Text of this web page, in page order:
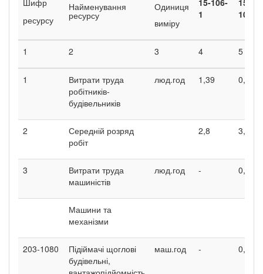
ресурсу
Найменування
ресурсу
Одиниця
виміру
1
106-2
1 2 3 4 5
1
Витрати труда
робітників-
будівельників
люд.год 1,39 0,86
2
Середній розряд
робіт
2,8 3,3
3
Витрати труда
машиністів
люд.год - 0,03
Машини та
механізми
203-1080
Підіймачі щоглові
будівельні,
маш.год - 0,03